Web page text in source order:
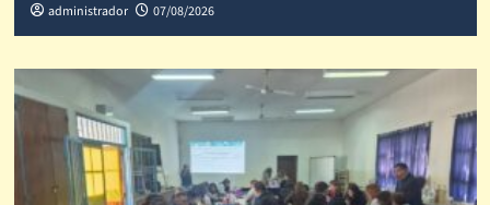
administrador 07/08/2026